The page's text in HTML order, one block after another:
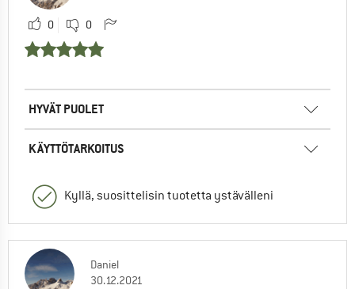
0 0
HYVÄT PUOLET
KÄYTTÖTARKOITUS
Kyllä, suosittelisin tuotetta ystävälleni
Daniel
30.12.2021